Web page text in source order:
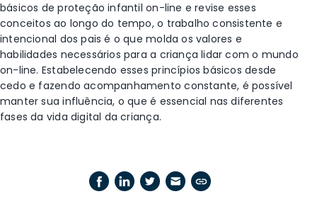
básicos de proteção infantil on-line e revise esses
conceitos ao longo do tempo, o trabalho consistente e
intencional dos pais é o que molda os valores e
habilidades necessários para a criança lidar com o mundo
on-line. Estabelecendo esses princípios básicos desde
cedo e fazendo acompanhamento constante, é possível
manter sua influência, o que é essencial nas diferentes
fases da vida digital da criança.